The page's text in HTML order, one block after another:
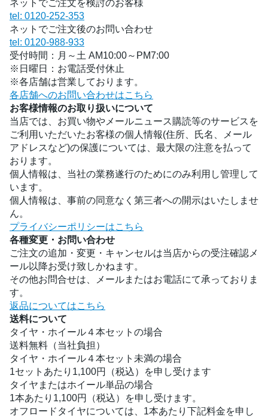
ネットでご注文を検討のお客様
tel: 0120-252-353
ネットでご注文後のお問い合わせ
tel: 0120-988-933
受付時間：月～土 AM10:00～PM7:00
※日曜日：お電話受付休止
※各店舗は営業しております。
各店舗へのお問い合わせはこちら
お客様情報のお取り扱いについて
当店では、お買い物やメールニュース購読等のサービスを
ご利用いただいたお客様の個人情報(住所、氏名、メール
アドレスなど)の保護については、最大限の注意を払って
おります。
個人情報は、当社の業務遂行のためにのみ利用し管理して
います。
個人情報は、事前の同意なく第三者への開示はいたしませ
ん。
プライバシーポリシーはこちら
各種変更・お問い合わせ
ご注文の追加・変更・キャンセルは当店からの受注確認メ
ール以降お受け致しかねます。
その他お問合せは、メールまたはお電話にて承っておりま
す。
返品についてはこちら
送料について
タイヤ・ホイール４本セットの場合
送料無料（当社負担）
タイヤ・ホイール４本セット未満の場合
1セットあたり1,100円（税込）を申し受けます
タイヤまたはホイール単品の場合
1本あたり1,100円（税込）を申し受けます。
オフロードタイヤについては、1本あたり下記料金を申し